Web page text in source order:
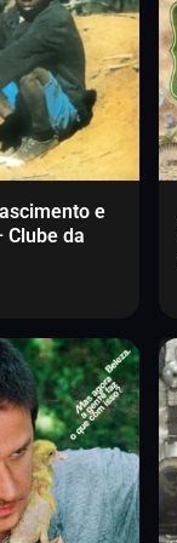
e
Clube da
i
a